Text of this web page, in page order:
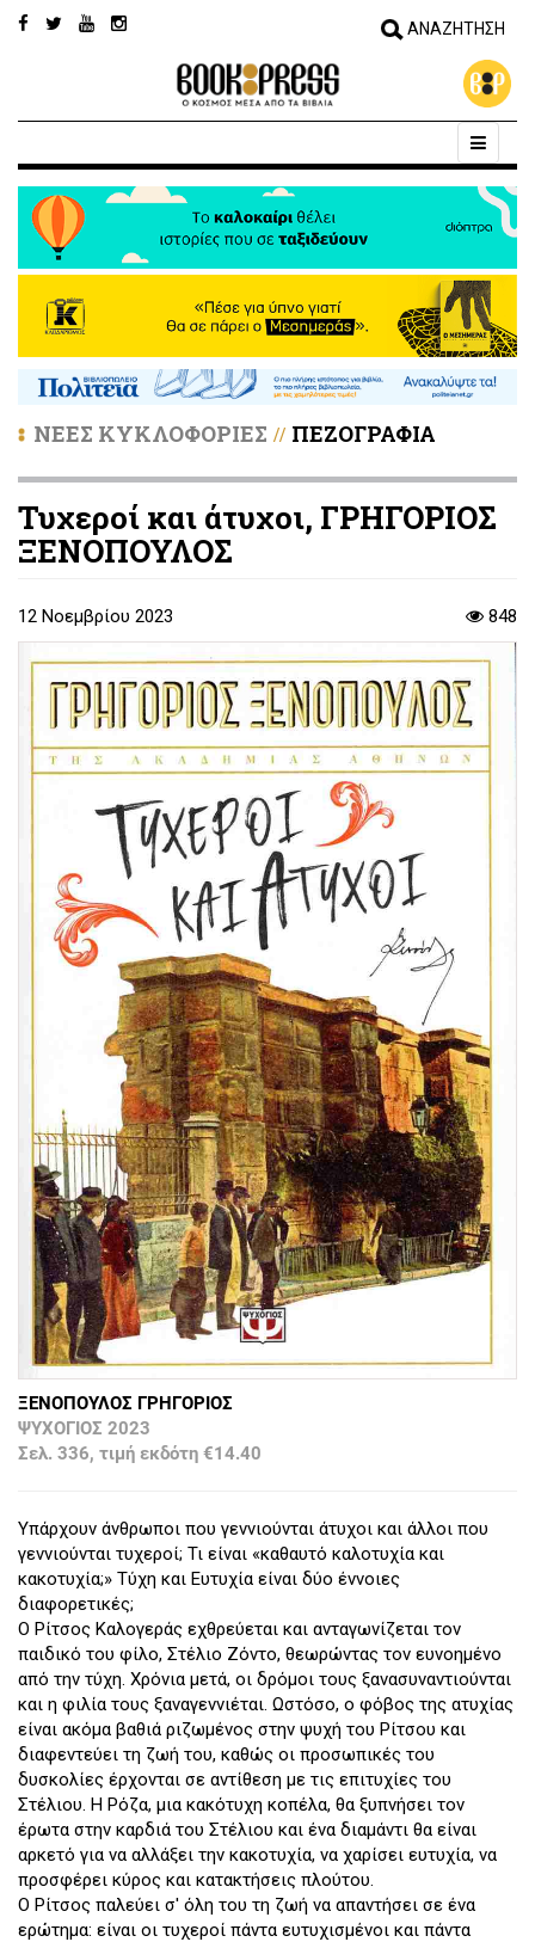
ΝΕΕΣ ΚΥΚΛΟΦΟΡΙΕΣ // ΠΕΖΟΓΡΑΦΙΑ
Τυχεροί και άτυχοι, ΓΡΗΓΟΡΙΟΣ
ΞΕΝΟΠΟΥΛΟΣ
12 Νοεμβρίου 2023 848
ΞΕΝΟΠΟΥΛΟΣ ΓΡΗΓΟΡΙΟΣ
ΨΥΧΟΓΙΟΣ 2023
Σελ. 336, τιμή εκδότη €14.40
Υπάρχουν άνθρωποι που γεννιούνται άτυχοι και άλλοι που
γεννιούνται τυχεροί; Τι είναι «καθαυτό καλοτυχία και
κακοτυχία;» Τύχη και Ευτυχία είναι δύο έννοιες
διαφορετικές;
Ο Ρίτσος Καλογεράς εχθρεύεται και ανταγωνίζεται τον
παιδικό του φίλο, Στέλιο Ζόντο, θεωρώντας τον ευνοημένο
από την τύχη. Χρόνια μετά, οι δρόμοι τους ξανασυναντιούνται
και η φιλία τους ξαναγεννιέται. Ωστόσο, ο φόβος της ατυχίας
είναι ακόμα βαθιά ριζωμένος στην ψυχή του Ρίτσου και
διαφεντεύει τη ζωή του, καθώς οι προσωπικές του
δυσκολίες έρχονται σε αντίθεση με τις επιτυχίες του
Στέλιου. Η Ρόζα, μια κακότυχη κοπέλα, θα ξυπνήσει τον
έρωτα στην καρδιά του Στέλιου και ένα διαμάντι θα είναι
αρκετό για να αλλάξει την κακοτυχία, να χαρίσει ευτυχία, να
προσφέρει κύρος και κατακτήσεις πλούτου.
Ο Ρίτσος παλεύει σ' όλη του τη ζωή να απαντήσει σε ένα
ερώτημα: είναι οι τυχεροί πάντα ευτυχισμένοι και πάντα